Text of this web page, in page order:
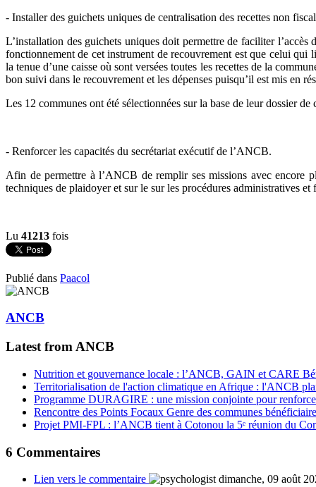
- Installer des guichets uniques de centralisation des recettes non
L’installation des guichets uniques doit permettre de faciliter
fonctionnement de cet instrument de recouvrement est que celui qui
la tenue d’une caisse où sont versées toutes les recettes de la
bon suivi dans le recouvrement et les dépenses puisqu’il est mis en
Les 12 communes ont été sélectionnées sur la base de leur dossier
- Renforcer les capacités du secrétariat exécutif de l’ANCB.
Afin de permettre à l’ANCB de remplir ses missions avec encore
techniques de plaidoyer et sur le sur les procédures administratives
Lu 41213 fois
Publié dans Paacol
ANCB
Latest from ANCB
Nutrition et gouvernance locale : l’ANCB, GAIN et CARE
Territorialisation de l'action climatique en Afrique : l'ANCB
Programme DURAGIRE : une mission conjointe pour
Rencontre des Points Focaux Genre des communes
Projet PMI-FPL : l’ANCB tient à Cotonou la 5ᵉ réunion du
6 Commentaires
Lien vers le commentaire
dimanche, 09 août